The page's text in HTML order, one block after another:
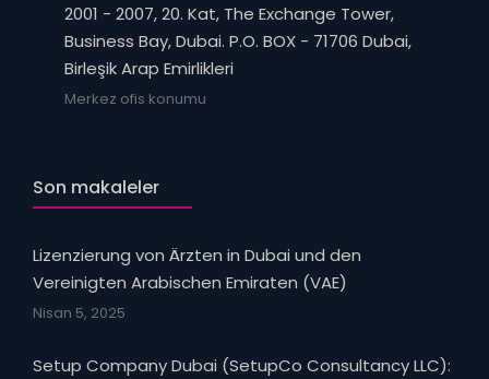
2001 - 2007, 20. Kat, The Exchange Tower,
Business Bay, Dubai. P.O. BOX - 71706 Dubai,
Birleşik Arap Emirlikleri
Merkez ofis konumu
Son makaleler
Lizenzierung von Ärzten in Dubai und den
Vereinigten Arabischen Emiraten (VAE)
Nisan 5, 2025
Setup Company Dubai (SetupCo Consultancy LLC):